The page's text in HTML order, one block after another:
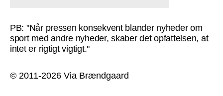
PB: "Når pressen konsekvent blander nyheder om
sport med andre nyheder, skaber det opfattelsen, at
intet er rigtigt vigtigt."
© 2011-2026 Via Brændgaard